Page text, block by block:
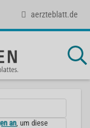
aerzteblatt.de
an , um diese